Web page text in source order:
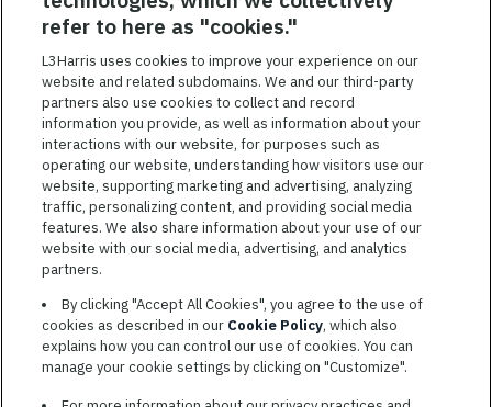
employés à réaliser leur plein potentiel. Nous donnons les moyens
à nos employés, sans égard à leur race, leur couleur, leur religion,
origine nationale, leur handicap ou leur statut d’ancien
combattant, d’innover afin de résoudre les problèmes les plus
coriaces de nos clients.
CONDITIONS GÉNÉRALES D’UTILISATION
COOKIE SETTINGS
PLAN DU SITE
PRIVACY POLICY
COOKIE CHOICES & INFO
L3HARRIS.COM
refer to here as "cookies."
L3Harris uses cookies to improve your experience on our
website and related subdomains. We and our third-party
partners also use cookies to collect and record
information you provide, as well as information about your
interactions with our website, for purposes such as
operating our website, understanding how visitors use our
website, supporting marketing and advertising, analyzing
traffic, personalizing content, and providing social media
features. We also share information about your use of our
website with our social media, advertising, and analytics
partners.
By clicking "Accept All Cookies", you agree to the use of
cookies as described in our Cookie Policy, which also
explains how you can control our use of cookies. You can
manage your cookie settings by clicking on "Customize".